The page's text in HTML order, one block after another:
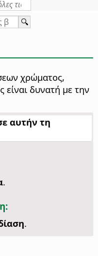
χρώματος,
είναι δυνατή με την
αυτήν τη
.
.